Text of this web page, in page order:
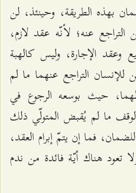
بهذه الطريقة، وحينئذ، لن
التراجع عنه؛ لأنّه عقد لازم،
وعقد الإجارة، وليس كالهبة
للإنسان التراجع عنهما ما لم
حيث بوسعه الرجوع في
ما لم يُقبض المتولّي ذلك
فما إن يتمّ إبرام العقد،
تعود هناك أيّة فائدة من ندم